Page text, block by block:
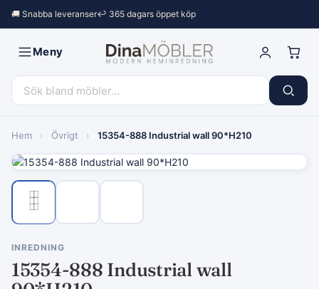
🚚 Snabba leveranser↩︎ 365 dagars öppet köp
Meny
Hem › Övrigt › 15354-888 Industrial wall 90*H210
INREDNING
15354-888 Industrial wall